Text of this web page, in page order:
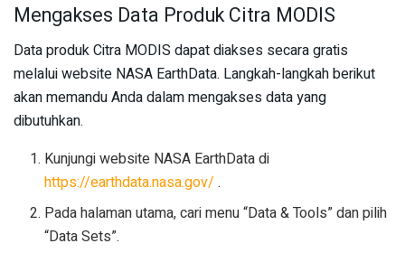
Mengakses Data Produk Citra MODIS
Data produk Citra MODIS dapat diakses secara gratis
melalui website NASA EarthData. Langkah-langkah berikut
akan memandu Anda dalam mengakses data yang
dibutuhkan.
Kunjungi website NASA EarthData di
https://earthdata.nasa.gov/.
Pada halaman utama, cari menu “Data & Tools” dan pilih
“Data Sets”.